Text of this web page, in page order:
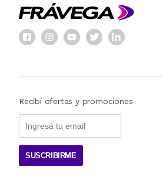
Recibí ofertas y promociones
SUSCRIBIRME